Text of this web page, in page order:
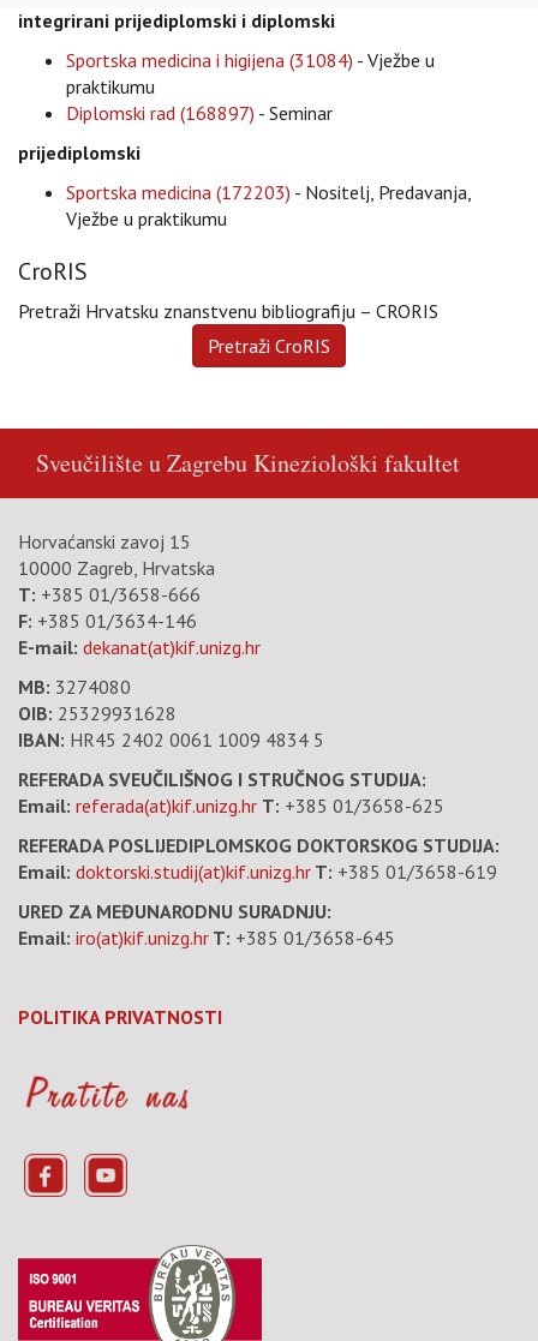
integrirani prijediplomski i diplomski
Sportska medicina i higijena (31084) - Vježbe u
praktikumu
Diplomski rad (168897) - Seminar
prijediplomski
Sportska medicina (172203) - Nositelj, Predavanja,
Vježbe u praktikumu
CroRIS
Pretraži Hrvatsku znanstvenu bibliografiju – CRORIS
Sveučilište u ZagrebuKineziološki fakultet
Horvaćanski zavoj 15
10000 Zagreb, Hrvatska
T: +385 01/3658-666
F: +385 01/3634-146
E-mail: dekanat(at)kif.unizg.hr
MB: 3274080
OIB: 25329931628
IBAN: HR45 2402 0061 1009 4834 5
REFERADA SVEUČILIŠNOG I STRUČNOG STUDIJA:
Email: referada(at)kif.unizg.hr T: +385 01/3658-625
REFERADA POSLIJEDIPLOMSKOG DOKTORSKOG STUDIJA:
Email: doktorski.studij(at)kif.unizg.hr T: +385 01/3658-619
URED ZA MEĐUNARODNU SURADNJU:
Email: iro(at)kif.unizg.hr T: +385 01/3658-645
POLITIKA PRIVATNOSTI